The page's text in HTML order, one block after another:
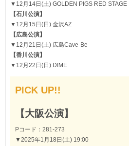
▼12月14日(土) GOLDEN PIGS RED STAGE
【石川公演】
▼12月15日(日) 金沢AZ
【広島公演】
▼12月21日(土) 広島Cave-Be
【香川公演】
▼12月22日(日) DIME
PICK UP!!
【大阪公演】
Pコード：281-273
▼2025年1月18日(土) 19:00